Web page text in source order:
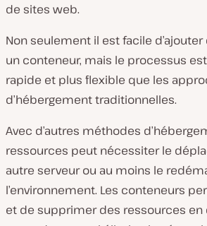
de sites web.
Non seulement il est facile
un conteneur, mais le processus
rapide et plus flexible que les
d’hébergement traditionnelles.
Avec d’autres méthodes
ressources peut nécessiter le
autre serveur ou au moins le
l’environnement. Les conteneurs
et de supprimer des ressources en